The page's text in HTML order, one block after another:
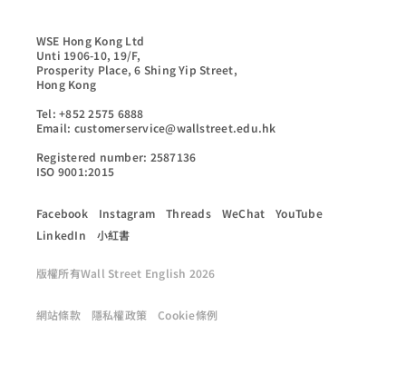
WSE Hong Kong Ltd
Unti 1906-10, 19/F,
Prosperity Place, 6 Shing Yip Street,
Hong Kong
Tel: +852 2575 6888
Email: customerservice@wallstreet.edu.hk
Registered number: 2587136
ISO 9001:2015
Facebook Instagram Threads WeChat
YouTube
LinkedIn
小紅書
版權所有Wall Street English 2026
網站條款 隱私權政策 Cookie條例